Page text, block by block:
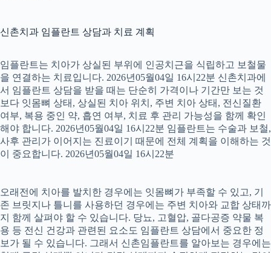
신촌치과 임플란트 상담과 치료 계획
임플란트는 치아가 상실된 부위에 인공치근을 식립하고 보철물
을 연결하는 치료입니다. 2026년05월04일 16시22분 신촌치과에
서 임플란트 상담을 받을 때는 단순히 가격이나 기간만 보는 것
보다 잇몸뼈 상태, 상실된 치아 위치, 주변 치아 상태, 전신질환
여부, 복용 중인 약, 흡연 여부, 치료 후 관리 가능성을 함께 확인
해야 합니다. 2026년05월04일 16시22분 임플란트는 수술과 보철,
사후 관리가 이어지는 진료이기 때문에 전체 계획을 이해하는 것
이 중요합니다. 2026년05월04일 16시22분
오래전에 치아를 발치한 경우에는 잇몸뼈가 부족할 수 있고, 기
존 브릿지나 틀니를 사용하던 경우에는 주변 치아와 교합 상태까
지 함께 살펴야 할 수 있습니다. 당뇨, 고혈압, 골다공증 약물 복
용 등 전신 건강과 관련된 요소도 임플란트 상담에서 중요한 정
보가 될 수 있습니다. 그래서 신촌임플란트를 알아보는 경우에는